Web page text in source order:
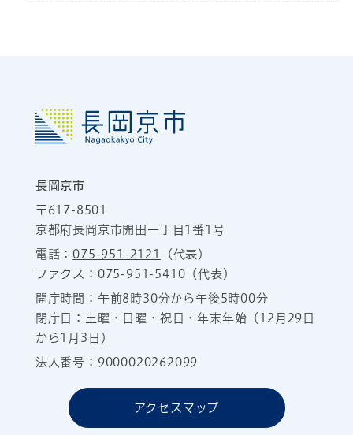
長岡京市
〒617-8501
京都府長岡京市開田一丁目1番1号
電話：075-951-2121
（代表）
ファクス：075-951-5410（代表）
開庁時間：午前8時30分から午後5時00分
閉庁日：土曜・日曜・祝日・年末年始（12月29日
から1月3日）
法人番号：9000020262099
アクセスマップ